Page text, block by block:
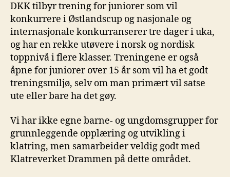
DKK tilbyr trening for juniorer som vil
konkurrere i Østlandscup og nasjonale og
internasjonale konkurranserer tre dager i uka,
og har en rekke utøvere i norsk og nordisk
toppnivå i flere klasser. Treningene er også
åpne for juniorer over 15 år som vil ha et godt
treningsmiljø, selv om man primært vil satse
ute eller bare ha det gøy.
Vi har ikke egne barne- og ungdomsgrupper for
grunnleggende opplæring og utvikling i
klatring, men samarbeider veldig godt med
Klatreverket Drammen på dette området.